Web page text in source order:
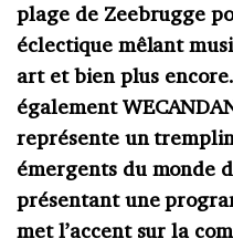
plage de Zeebrugge
éclectique mêlant
art et bien plus
également
représente un
émergents du monde
présentant une
met l’accent sur la